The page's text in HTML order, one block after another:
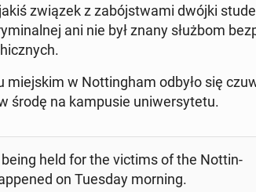
związek z za­bój­stwa­mi dwójki
ani nie był znany służbom
miej­skim w Not­tin­gham odbyło się
środę na kam­pu­sie uni­wer­sy­te­tu.
held for the victims of the Not­tin­
on Tuesday morning.